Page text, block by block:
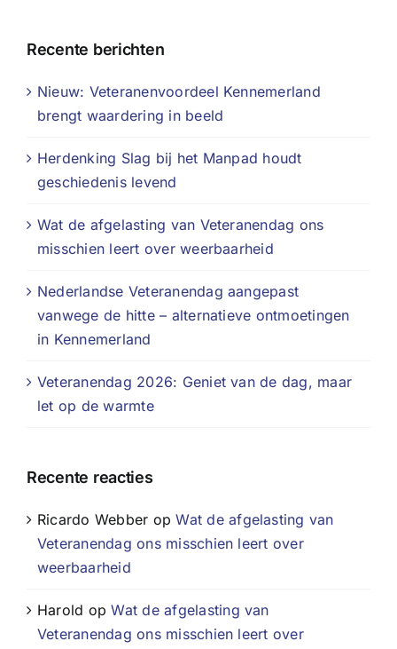
Recente berichten
Nieuw: Veteranenvoordeel Kennemerland
brengt waardering in beeld
Herdenking Slag bij het Manpad houdt
geschiedenis levend
Wat de afgelasting van Veteranendag ons
misschien leert over weerbaarheid
Nederlandse Veteranendag aangepast
vanwege de hitte – alternatieve ontmoetingen
in Kennemerland
Veteranendag 2026: Geniet van de dag, maar
let op de warmte
Recente reacties
Ricardo Webber opWat de afgelasting van
Veteranendag ons misschien leert over
weerbaarheid
Harold opWat de afgelasting van
Veteranendag ons misschien leert over